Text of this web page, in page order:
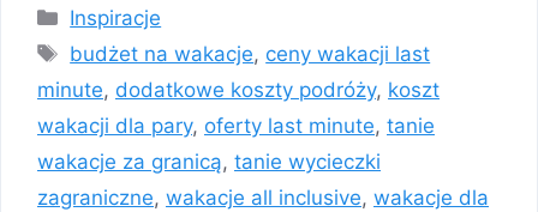
Kategorie
Inspiracje
Tagi
budżet na wakacje, ceny wakacji last
minute, dodatkowe koszty podróży, koszt
wakacji dla pary, oferty last minute, tanie
wakacje za granicą, tanie wycieczki
zagraniczne, wakacje all inclusive, wakacje dla